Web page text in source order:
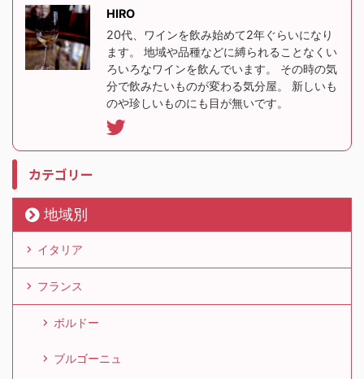
HIRO
20代、ワインを飲み始めて2年ぐらいになり
ます。 地域や品種などに縛られることなくい
ろいろなワインを飲んでいます。 その時の気
分で飲みたいものが変わる気分屋。 新しいも
のや珍しいものにも目が無いです。
カテゴリー
地域別
イタリア
フランス
ボルドー
ブルゴーニュ